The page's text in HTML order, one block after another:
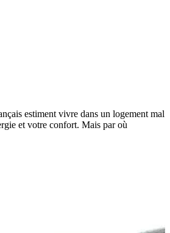
estiment vivre dans un logement mal
et votre confort. Mais par où